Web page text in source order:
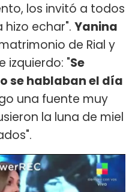
los invitó a todos
hizo echar". Yanina
de Rial y
izquierdo: "Se
se hablaban el día
una fuente muy
la luna de miel